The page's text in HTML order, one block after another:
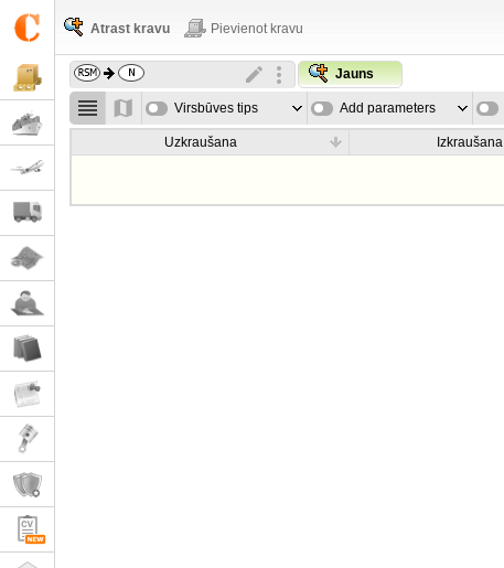
Atrast kravu Pievienot kravu
Jauns
Virsbūves tips Add parameters
Uzkraušana Izkraušana